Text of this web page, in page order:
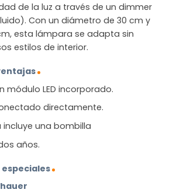
de la luz a través de un dimmer
Con un diámetro de 30 cm y
esta lámpara se adapta sin
estilos de interior.
módulo LED incorporado.
directamente.
incluye una bombilla
años.